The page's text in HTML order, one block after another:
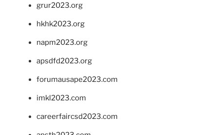
grur2023.org
hkhk2023.org
napm2023.org
apsdfd2023.org
forumausape2023.com
imkl2023.com
careerfaircsd2023.com